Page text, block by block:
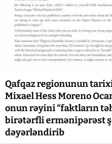
Qafqaz regionunun
Mixael Hess Moreno
onun rəyini “faktların
birətərfli ermənipərəst
dəyərləndirib